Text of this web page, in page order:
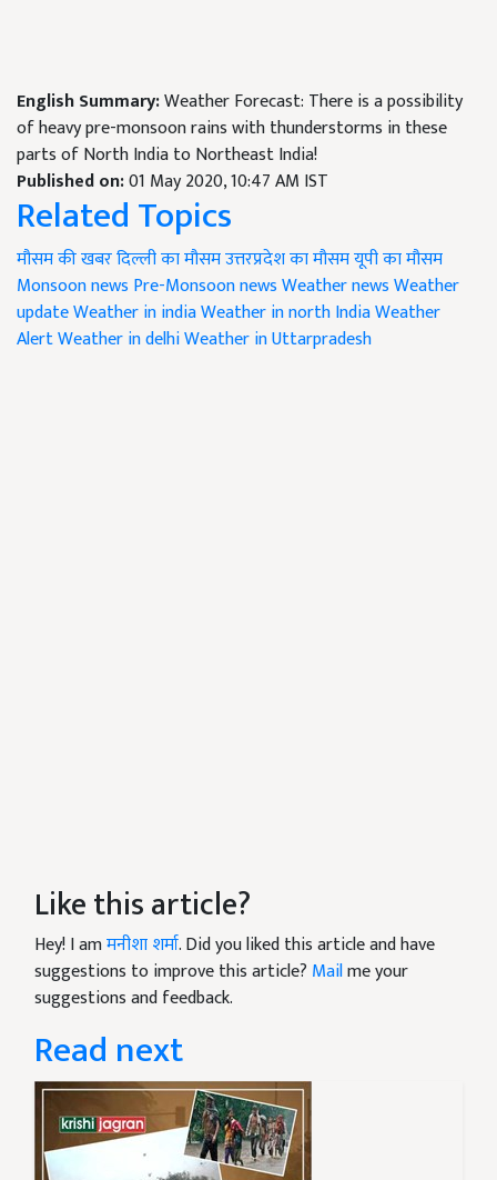
English Summary:Weather Forecast: There is a possibility
of heavy pre-monsoon rains with thunderstorms in these
parts of North India to Northeast India!
Published on:01 May 2020, 10:47 AM IST
Related Topics
मौसम की खबरदिल्ली का मौसमउत्तरप्रदेश का मौसमयूपी का मौसम
Monsoon news Pre-Monsoon newsWeather newsWeather
updateWeather in indiaWeather in north IndiaWeather
AlertWeather in delhiWeather in Uttarpradesh
Like this article?
Hey! I amमनीशा शर्मा. Did you liked this article and have
suggestions to improve this article? Mailme your
suggestions and feedback.
Read next